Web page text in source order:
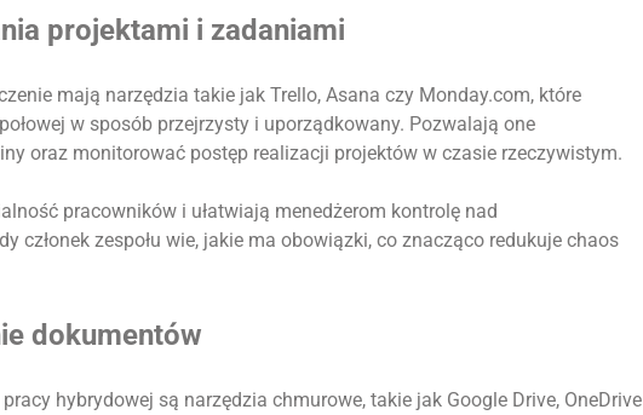
projektami i zadaniami
mają narzędzia takie jak Trello, Asana czy Monday.com, które
w sposób przejrzysty i uporządkowany. Pozwalają one
oraz monitorować postęp realizacji projektów w czasie rzeczywistym.
pracowników i ułatwiają menedżerom kontrolę nad
członek zespołu wie, jakie ma obowiązki, co znacząco redukuje chaos
dokumentów
hybrydowej są narzędzia chmurowe, takie jak Google Drive, OneDrive